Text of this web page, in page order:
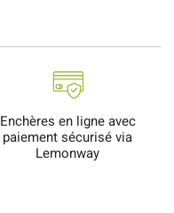
Enchères en ligne avec
paiement sécurisé via
Lemonway